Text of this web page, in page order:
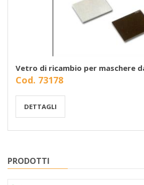
Vetro di ricambio per maschere
Cod. 73178
DETTAGLI
PRODOTTI